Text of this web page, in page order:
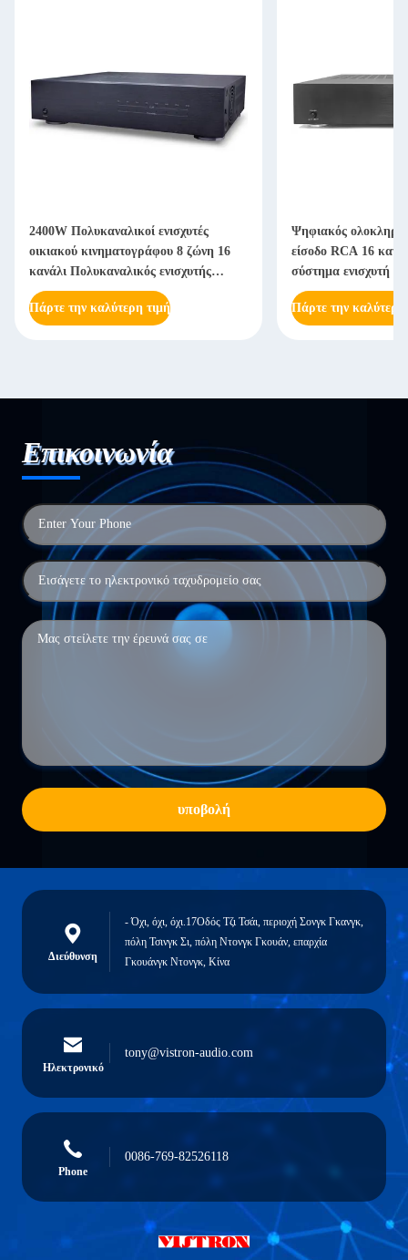
2400W Πολυκαναλικοί ενισχυτές
οικιακού κινηματογράφου 8 ζώνη 16
κανάλι Πολυκαναλικός ενισχυτής
ισχύος δωματίου
Πάρτε την καλύτερη τιμή
Ψηφιακός
είσοδο RCA 16
σύστημα ενισχυτή
Πάρτε την καλύτερη
Επικοινωνία
υποβολή
Διεύθυνση
- Όχι, όχι, όχι.17Οδός Τζι Τσάι, περιοχή Σονγκ Γκανγκ,
πόλη Τσινγκ Σι, πόλη Ντονγκ Γκουάν, επαρχία
Γκουάνγκ Ντονγκ, Κίνα
Ηλεκτρονικό
tony@vistron-audio.com
Phone
0086-769-82526118